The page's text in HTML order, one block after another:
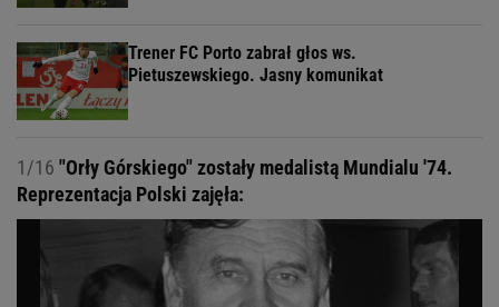
Trener FC Porto zabrał głos ws.
Pietuszewskiego. Jasny komunikat
1/16 "Orły Górskiego" zostały medalistą Mundialu '74.
Reprezentacja Polski zajęła: